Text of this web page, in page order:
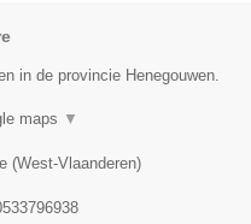
in de provincie Henegouwen.
maps ▼
(West-Vlaanderen)